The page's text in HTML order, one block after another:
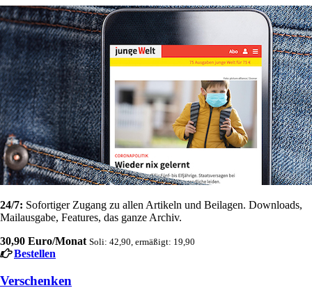
24/7: Sofortiger Zugang zu allen Artikeln und Beilagen. Downloads,
Mailausgabe, Features, das ganze Archiv.
30,90 Euro/Monat Soli: 42,90, ermäßigt: 19,90
Bestellen
Verschenken